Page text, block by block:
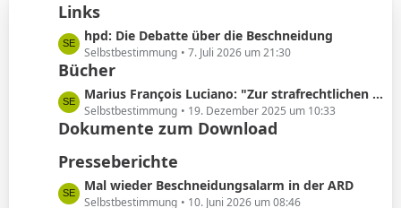
e
e
i
t
r
ä
g
e
Links
L
e
t
z
t
e
e
t
hpd: Die Debatte über die Beschneidung
Selbstbestimmung 7. Juli 2026 um 21:30
Bücher
L
e
t
t
e
B
Marius François Luciano: "Zur strafrechtlichen Einordnung medizinisch nicht indizierter Eingriffe in die Körpersubstanz von Kindern"
Selbstbestimmung 19. Dezember 2025 um 10:33
Dokumente zum Download
Presseberichte
L
e
Mal wieder Beschneidungsalarm in der ARD
Selbstbestimmung 10. Juni 2026 um 08:46